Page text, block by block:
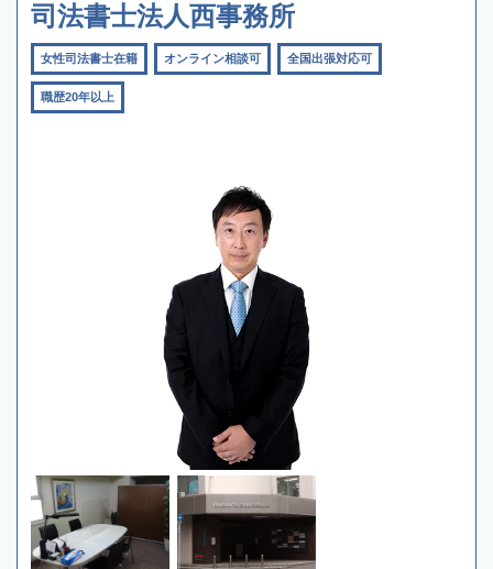
司法書士法人西事務所
女性司法書士在籍 オンライン相談可 全国出張対応可
職歴20年以上